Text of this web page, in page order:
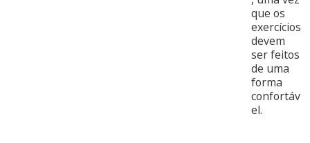
que os
exercícios
devem
ser feitos
de uma
forma
confortáv
el.